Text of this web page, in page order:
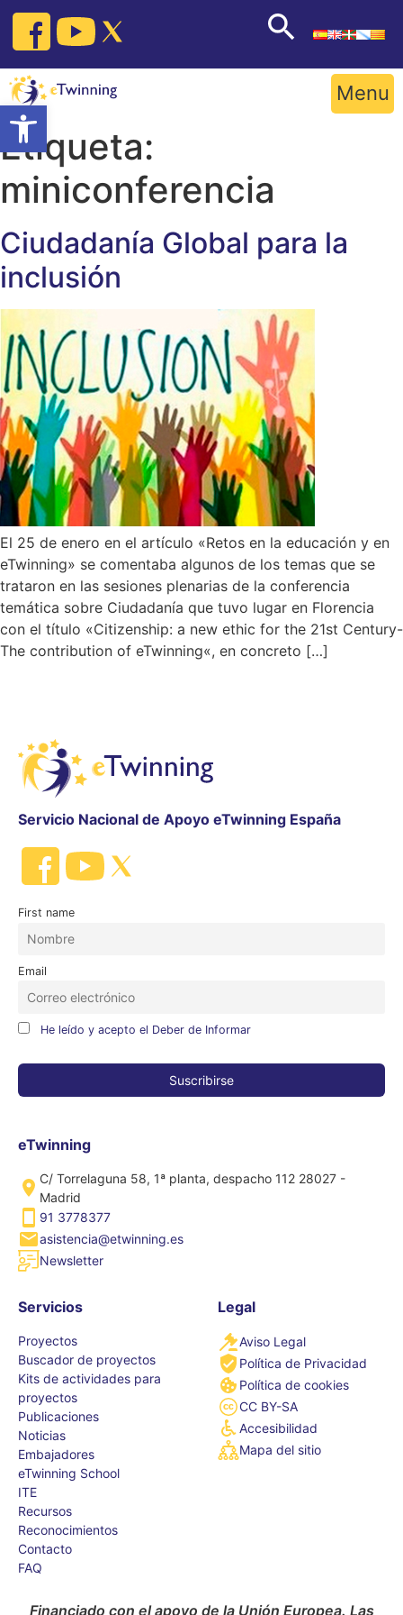
Open toolbar
Skip
content
Menu
Etiqueta:
miniconferencia
Ciudadanía Global para la
inclusión
El 25 de enero en el artículo «Retos en la educación y en
eTwinning» se comentaba algunos de los temas que se
trataron en las sesiones plenarias de la conferencia
temática sobre Ciudadanía que tuvo lugar en Florencia
con el título «Citizenship: a new ethic for the 21st Century-
The contribution of eTwinning«, en concreto […]
Servicio Nacional de Apoyo eTwinning España
First name
Email
He leído y acepto el Deber de Informar
eTwinning
C/ Torrelaguna 58, 1ª planta, despacho 112 28027 -
Madrid
91 3778377
asistencia@etwinning.es
Newsletter
Servicios
Proyectos
Buscador de proyectos
Kits de actividades para
proyectos
Publicaciones
Noticias
Embajadores
eTwinning School
ITE
Recursos
Reconocimientos
Contacto
FAQ
Legal
Aviso Legal
Política de Privacidad
Política de cookies
CC BY-SA
Accesibilidad
Mapa del sitio
Financiado con el apoyo de la Unión Europea. Las